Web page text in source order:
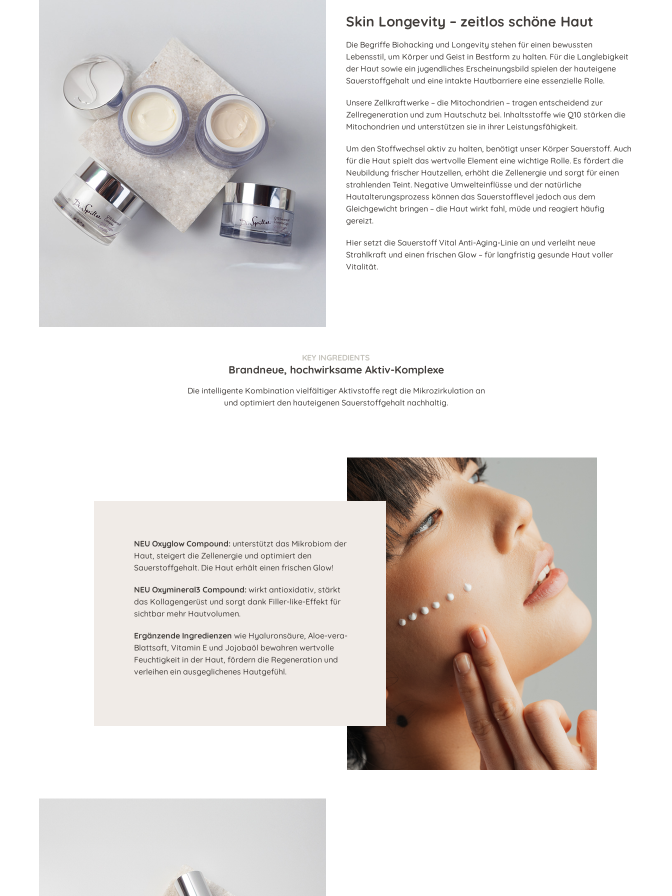
Skin Longevity – zeitlos schöne Haut
Die Begriffe Biohacking und Longevity stehen für einen bewussten
Lebensstil, um Körper und Geist in Bestform zu halten. Für die Langlebigkeit
der Haut sowie ein jugendliches Erscheinungsbild spielen der hauteigene
Sauerstoffgehalt und eine intakte Hautbarriere eine essenzielle Rolle.
Unsere Zellkraftwerke – die Mitochondrien – tragen entscheidend zur
Zellregeneration und zum Hautschutz bei. Inhaltsstoffe wie Q10 stärken die
Mitochondrien und unterstützen sie in ihrer Leistungsfähigkeit.
Um den Stoffwechsel aktiv zu halten, benötigt unser Körper Sauerstoff. Auch
für die Haut spielt das wertvolle Element eine wichtige Rolle. Es fördert die
Neubildung frischer Hautzellen, erhöht die Zellenergie und sorgt für einen
strahlenden Teint. Negative Umwelteinflüsse und der natürliche
Hautalterungsprozess können das Sauerstofflevel jedoch aus dem
Gleichgewicht bringen – die Haut wirkt fahl, müde und reagiert häufig
gereizt.
Hier setzt die Sauerstoff Vital Anti-Aging-Linie an und verleiht neue
Strahlkraft und einen frischen Glow – für langfristig gesunde Haut voller
Vitalität.
KEY INGREDIENTS
Brandneue, hochwirksame Aktiv-Komplexe
Die intelligente Kombination vielfältiger Aktivstoffe regt die Mikrozirkulation an
und optimiert den hauteigenen Sauerstoffgehalt nachhaltig.
NEU Oxyglow Compound: unterstützt das Mikrobiom der
Haut, steigert die Zellenergie und optimiert den
Sauerstoffgehalt. Die Haut erhält einen frischen Glow!
NEU Oxymineral3 Compound: wirkt antioxidativ, stärkt
das Kollagengerüst und sorgt dank Filler-like-Effekt für
sichtbar mehr Hautvolumen.
Ergänzende Ingredienzen wie Hyaluronsäure, Aloe-vera-
Blattsaft, Vitamin E und Jojobaöl bewahren wertvolle
Feuchtigkeit in der Haut, fördern die Regeneration und
verleihen ein ausgeglichenes Hautgefühl.